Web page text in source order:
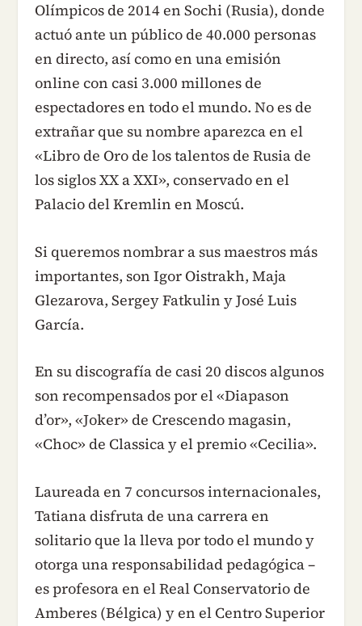
Olímpicos de 2014 en Sochi (Rusia), donde
actuó ante un público de 40.000 personas
en directo, así como en una emisión
online con casi 3.000 millones de
espectadores en todo el mundo. No es de
extrañar que su nombre aparezca en el
«Libro de Oro de los talentos de Rusia de
los siglos XX a XXI», conservado en el
Palacio del Kremlin en Moscú.
Si queremos nombrar a sus maestros más
importantes, son Igor Oistrakh, Maja
Glezarova, Sergey Fatkulin y José Luis
García.
En su discografía de casi 20 discos algunos
son recompensados por el «Diapason
d’or», «Joker» de Crescendo magasin,
«Choc» de Classica y el premio «Cecilia».
Laureada en 7 concursos internacionales,
Tatiana disfruta de una carrera en
solitario que la lleva por todo el mundo y
otorga una responsabilidad pedagógica –
es profesora en el Real Conservatorio de
Amberes (Bélgica) y en el Centro Superior